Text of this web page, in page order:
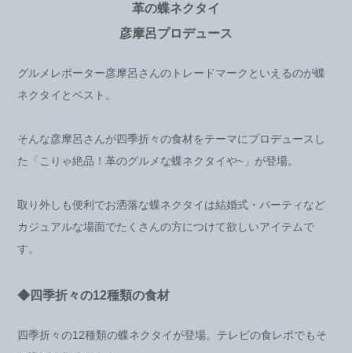
革の蝶ネクタイ
彦摩呂プロデュース
グルメレポーター彦摩呂さんのトレードマークといえるのが蝶
ネクタイとベスト。
そんな彦摩呂さんが四季折々の食材をテーマにプロデュースし
た「こりゃ絶品！革のグルメな蝶ネクタイや~」が登場。
取り外しも便利でお洒落な蝶ネクタイは結婚式・パーティなど
カジュアルな場面でたくさんの方につけて欲しいアイテムで
す。
◆四季折々の12種類の食材
四季折々の12種類の蝶ネクタイが登場。テレビの食レポでもそ